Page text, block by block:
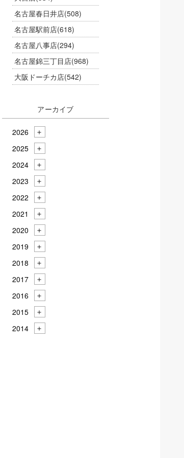
名古屋春日井店(508)
名古屋駅前店(618)
名古屋八事店(294)
名古屋錦三丁目店(968)
大阪ドーチカ店(542)
アーカイブ
2026
2025
2024
2023
2022
2021
2020
2019
2018
2017
2016
2015
2014